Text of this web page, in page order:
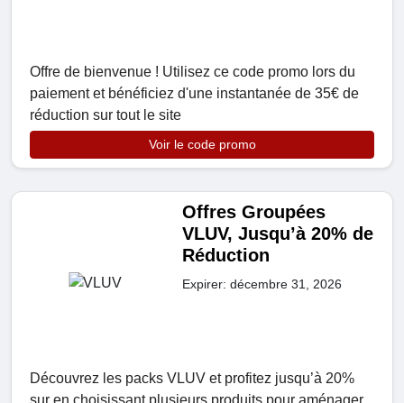
Offre de bienvenue ! Utilisez ce code promo lors du
paiement et bénéficiez d'une instantanée de 35€ de
réduction sur tout le site
Voir le code promo
Offres Groupées
VLUV, Jusqu’à 20% de
Réduction
Expirer: décembre 31, 2026
Découvrez les packs VLUV et profitez jusqu’à 20%